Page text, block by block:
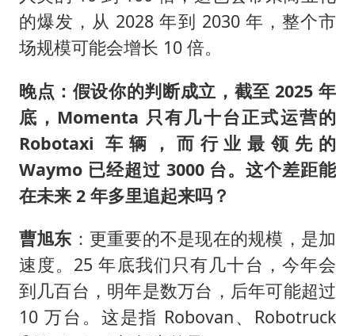
的爆发，从 2028 年到 2030 年，整个市
场规模可能会增长 10 倍。
晚点：假设你的判断成立，截至 2025 年
底，Momenta 只有几十台正式运营的
Robotaxi 车辆，而行业最领先的
Waymo 已经超过 3000 台。这个差距能
在未来 2 年多里追起来吗？
曹旭东 ：更重要的不是现在的规模，是加
速度。25 年底我们只有几十台，今年会
到几百台，明年是数万台，后年可能超过
10 万台。这是指 Robovan、Robotruck